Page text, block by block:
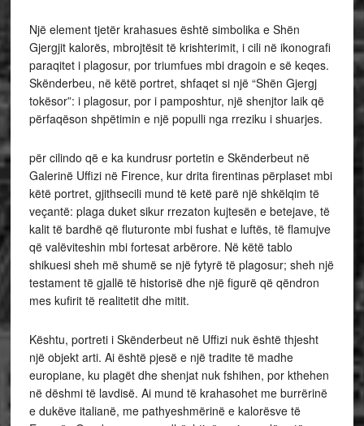
Një element tjetër krahasues është simbolika e Shën
Gjergjit kalorës, mbrojtësit të krishterimit, i cili në ikonografi
paraqitet i plagosur, por triumfues mbi dragoin e së keqes.
Skënderbeu, në këtë portret, shfaqet si një “Shën Gjergj
tokësor”: i plagosur, por i pamposhtur, një shenjtor laik që
përfaqëson shpëtimin e një populli nga rreziku i shuarjes.
për cilindo që e ka kundrusr portetin e Skënderbeut në
Galerinë Uffizi në Firence, kur drita firentinas përplaset mbi
këtë portret, gjithsecili mund të ketë parë një shkëlqim të
veçantë: plaga duket sikur rrezaton kujtesën e betejave, të
kalit të bardhë që fluturonte mbi fushat e luftës, të flamujve
që valëviteshin mbi fortesat arbërore. Në këtë tablo
shikuesi sheh më shumë se një fytyrë të plagosur; sheh një
testament të gjallë të historisë dhe një figurë që qëndron
mes kufirit të realitetit dhe mitit.
Kështu, portreti i Skënderbeut në Uffizi nuk është thjesht
një objekt arti. Ai është pjesë e një tradite të madhe
europiane, ku plagët dhe shenjat nuk fshihen, por kthehen
në dëshmi të lavdisë. Ai mund të krahasohet me burrërinë
e dukëve italianë, me pathyeshmërinë e kalorësve të